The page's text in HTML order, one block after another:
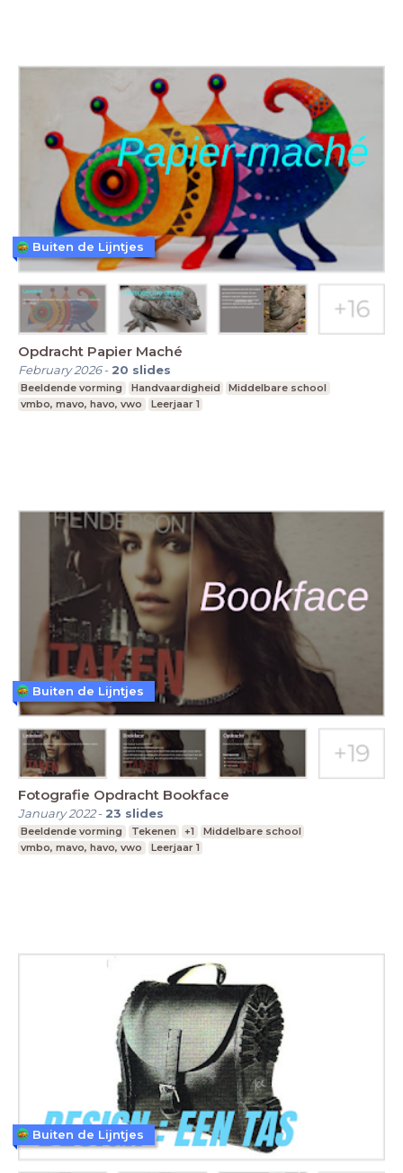
Opdracht Papier Maché
February 2026- 20 slides
Beeldende vorming Handvaardigheid
Middelbare school
vmbo, mavo, havo, vwo
Leerjaar 1
Buiten de Lijntjes
Fotografie Opdracht Bookface
January 2022- 23 slides
Beeldende vorming Tekenen +1
Middelbare school
vmbo, mavo, havo, vwo
Leerjaar 1
Buiten de Lijntjes
Buiten de Lijntjes